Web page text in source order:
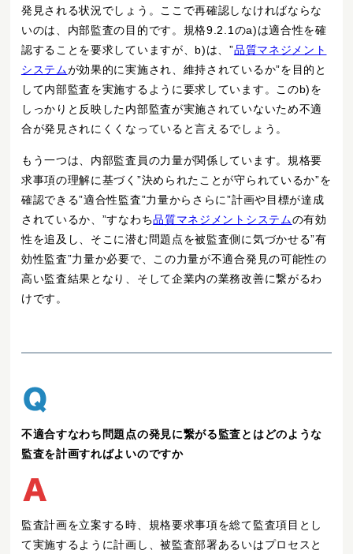
発見される状況でしょう。ここで再確認しなければならな
いのは、内部監査の目的です。規格9.2.1のa)は適合性を確
認することを要求していますが、b)は、”品質マネジメント
システムが効果的に実施され、維持されているか”を目的と
して内部監査を実施するように要求しています。このb)を
しっかりと反映した内部監査が実施されていないため不適
合が発見されにくくなっていると言えるでしょう。
もう一つは、内部監査員の力量が関係しています。規格要
求事項の理解に基づく”決められたことが守られているか”を
確認できる”適合性監査”力量からさらに”計画や目標が達成
されているか、”すなわち品質マネジメントシステムの有効
性を追及し、そこに潜む問題点を被監査側に気づかせる”有
効性監査”力量か必要で、この力量が不適合発見の可能性の
高い監査結果となり、そして企業内の業務改善に繋がるわ
けです。
不適合すなわち問題点の発見に繋がる監査とはどのような
監査を計画すればよいのですか
監査計画を立案する時、規格要求事項を総て監査項目とし
て実施するように計画し、被監査部署あるいはプロセスと